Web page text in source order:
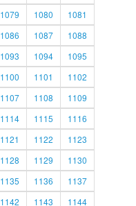
1079 1080
1081
1086 1087
1088
1093 1094
1095
1100 1101
1102
1107 1108
1109
1114 1115
1116
1121 1122
1123
1128 1129
1130
1135 1136
1137
1142 1143
1144